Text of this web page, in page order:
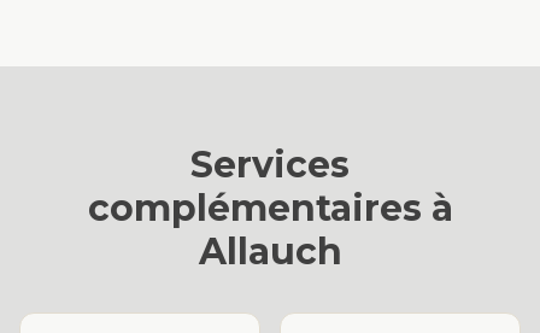
Services
complémentaires à
Allauch